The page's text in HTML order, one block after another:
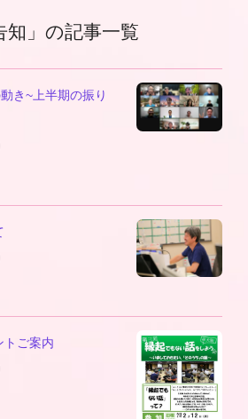
知」の記事一覧
き~上半期の振り
トご案内